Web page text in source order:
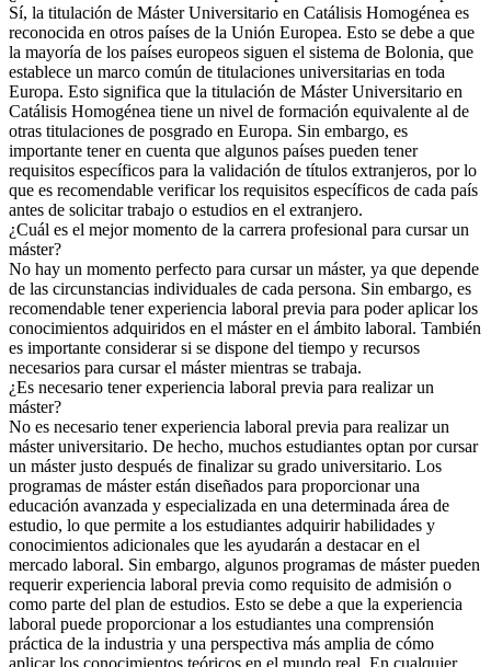
Sí, la titulación de Máster Universitario en Catálisis Homogénea es
reconocida en otros países de la Unión Europea. Esto se debe a que
la mayoría de los países europeos siguen el sistema de Bolonia, que
establece un marco común de titulaciones universitarias en toda
Europa. Esto significa que la titulación de Máster Universitario en
Catálisis Homogénea tiene un nivel de formación equivalente al de
otras titulaciones de posgrado en Europa. Sin embargo, es
importante tener en cuenta que algunos países pueden tener
requisitos específicos para la validación de títulos extranjeros, por lo
que es recomendable verificar los requisitos específicos de cada país
antes de solicitar trabajo o estudios en el extranjero.
¿Cuál es el mejor momento de la carrera profesional para cursar un
máster?
No hay un momento perfecto para cursar un máster, ya que depende
de las circunstancias individuales de cada persona. Sin embargo, es
recomendable tener experiencia laboral previa para poder aplicar los
conocimientos adquiridos en el máster en el ámbito laboral. También
es importante considerar si se dispone del tiempo y recursos
necesarios para cursar el máster mientras se trabaja.
¿Es necesario tener experiencia laboral previa para realizar un
máster?
No es necesario tener experiencia laboral previa para realizar un
máster universitario. De hecho, muchos estudiantes optan por cursar
un máster justo después de finalizar su grado universitario. Los
programas de máster están diseñados para proporcionar una
educación avanzada y especializada en una determinada área de
estudio, lo que permite a los estudiantes adquirir habilidades y
conocimientos adicionales que les ayudarán a destacar en el
mercado laboral. Sin embargo, algunos programas de máster pueden
requerir experiencia laboral previa como requisito de admisión o
como parte del plan de estudios. Esto se debe a que la experiencia
laboral puede proporcionar a los estudiantes una comprensión
práctica de la industria y una perspectiva más amplia de cómo